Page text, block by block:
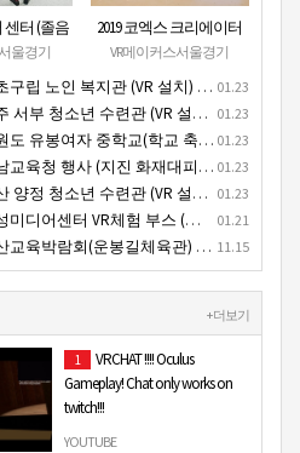
센터 (졸음
체험 행
렌탈대여
울경기
2019 코엑스 크리에이터
페스티벌 VR체험 부스 (인
기 VR 체험) - VR렌탈대여
행사
VR메이커스서울경기
01.23
노인 복지관 (VR 설치) - VR 구축 판매
01.23
청소년 수련관 (VR 설치) - VR 구축 판매
01.23
자 중학교(학교 축제 행사 / 인기 VR 컨텐츠 ) - VR렌탈대여 행사
01.23
행사 (지진 화재대피 / VR 체험) _ VR 렌탈대여행사
01.23
청소년 수련관 (VR 설치) - VR구축 판매
01.21
터 VR체험 부스 (인기 4D 시뮬레이터 체험)- VR렌탈
11.15
봉길체육관) VR체험부스(직업진로체험 / 인기VR체험)-VR렌탈대여행사
+ 더보기
1
VRCHAT !!!! Oculus
Gameplay! Chat only works on
twitch!!!
Multistreaming with
YOUTUBE